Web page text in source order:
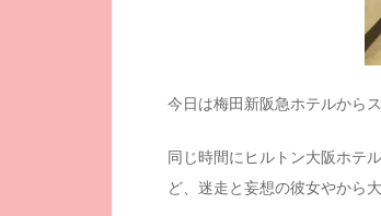
今日は梅田新阪急ホテルから
同じ時間にヒルトン大阪ホテ
ど、迷走と妄想の彼女やから